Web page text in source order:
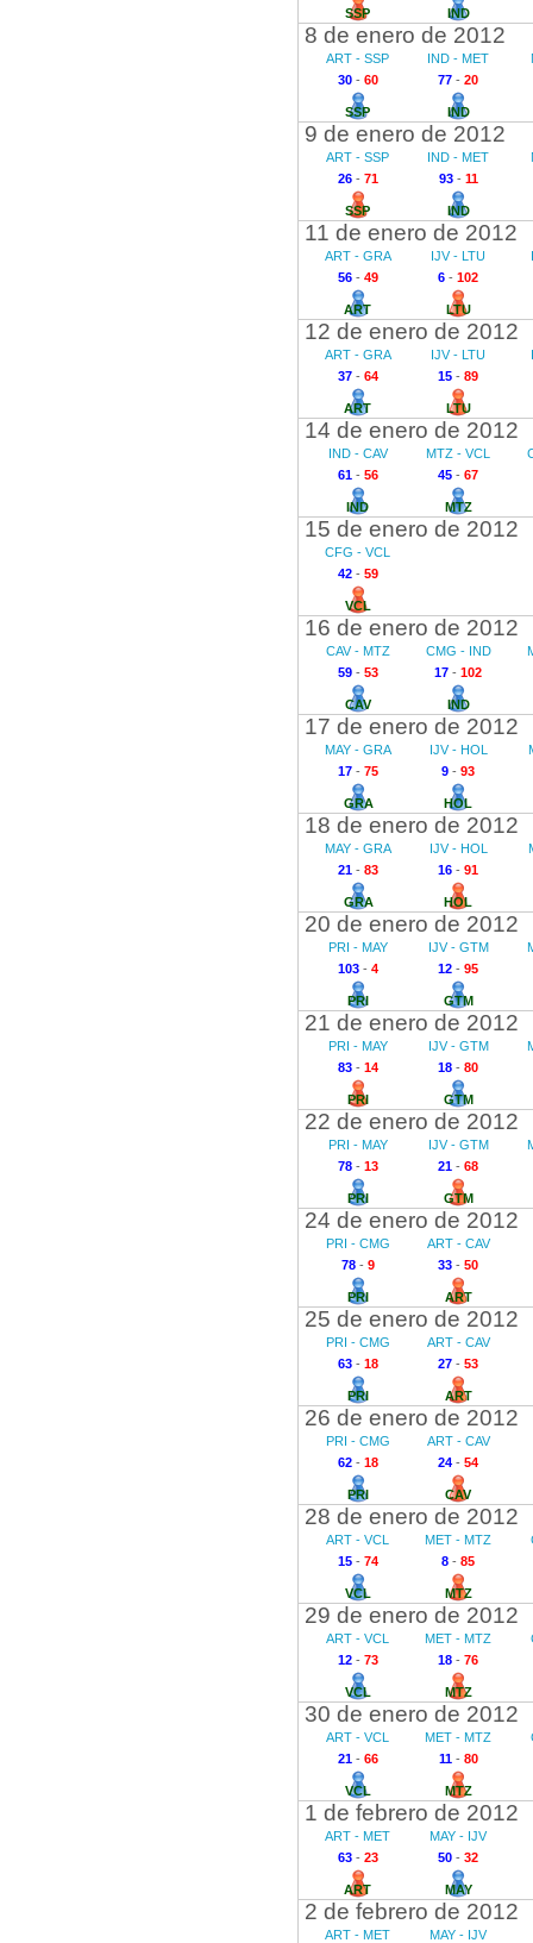
SSP IND
8 de enero de 2012
ART - SSP
30- 60
SSP
IND - MET
77 - 20
IND
9 de enero de 2012
ART - SSP
26- 71
SSP
IND - MET
93- 11
IND
11 de enero de 2012
ART - GRA
56- 49
ART
IJV - LTU
6 - 102
LTU
12 de enero de 2012
ART - GRA
37- 64
ART
IJV - LTU
15 - 89
LTU
14 de enero de 2012
IND - CAV
61- 56
IND
MTZ - VCL
45 - 67
MTZ
15 de enero de 2012
CFG - VCL
42- 59
VCL
16 de enero de 2012
CAV - MTZ
59- 53
CAV
CMG - IND
17 - 102
IND
17 de enero de 2012
MAY - GRA
17- 75
GRA
IJV - HOL
9 - 93
HOL
18 de enero de 2012
MAY - GRA
21- 83
GRA
IJV - HOL
16 - 91
HOL
20 de enero de 2012
PRI - MAY
103- 4
PRI
IJV - GTM
12 - 95
GTM
21 de enero de 2012
PRI - MAY
83- 14
PRI
IJV - GTM
18 - 80
GTM
22 de enero de 2012
PRI - MAY
78- 13
PRI
IJV - GTM
21 - 68
GTM
24 de enero de 2012
PRI - CMG
78- 9
PRI
ART - CAV
33 - 50
ART
25 de enero de 2012
PRI - CMG
63- 18
PRI
ART - CAV
27 - 53
ART
26 de enero de 2012
PRI - CMG
62- 18
PRI
ART - CAV
24 - 54
CAV
28 de enero de 2012
ART - VCL
15- 74
VCL
MET - MTZ
8 - 85
MTZ
29 de enero de 2012
ART - VCL
12- 73
VCL
MET - MTZ
18 - 76
MTZ
30 de enero de 2012
ART - VCL
21- 66
VCL
MET - MTZ
11- 80
MTZ
1 de febrero de 2012
ART - MET
63- 23
ART
MAY - IJV
50 - 32
MAY
2 de febrero de 2012
ART - MET
MAY - IJV